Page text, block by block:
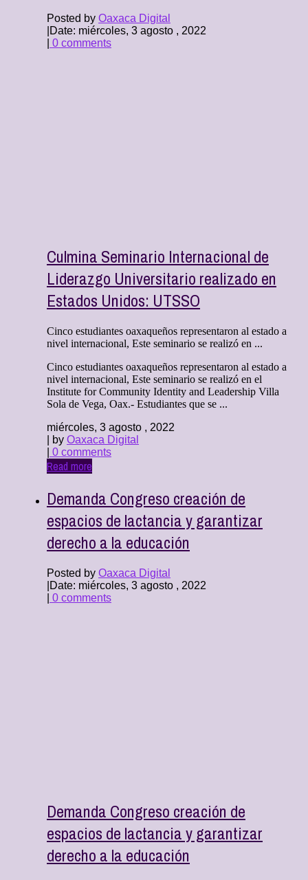
Posted by Oaxaca Digital
Date: miércoles, 3 agosto , 2022
0 comments
Culmina Seminario Internacional de
Liderazgo Universitario realizado en
Estados Unidos: UTSSO
Cinco estudiantes oaxaqueños representaron al estado a
nivel internacional, Este seminario se realizó en ...
Cinco estudiantes oaxaqueños representaron al estado a
nivel internacional, Este seminario se realizó en el
Institute for Community Identity and Leadership Villa
Sola de Vega, Oax.- Estudiantes que se ...
miércoles, 3 agosto , 2022
| by Oaxaca Digital
0 comments
Read more
Demanda Congreso creación de
espacios de lactancia y garantizar
derecho a la educación
Posted by Oaxaca Digital
Date: miércoles, 3 agosto , 2022
0 comments
Demanda Congreso creación de
espacios de lactancia y garantizar
derecho a la educación